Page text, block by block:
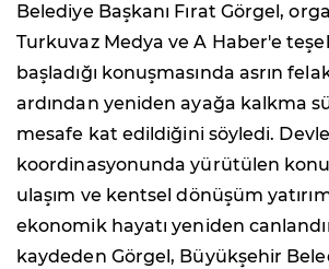
Belediye Başkanı Fırat Görgel,
Turkuvaz Medya ve A Haber'e
başladığı konuşmasında asrın
ardından yeniden ayağa kalkma
mesafe kat edildiğini söyledi.
koordinasyonunda yürütülen
ulaşım ve kentsel dönüşüm
ekonomik hayatı yeniden
kaydeden Görgel, Büyükşehir